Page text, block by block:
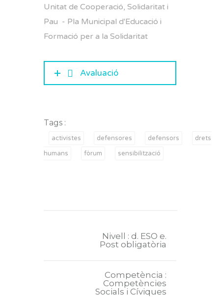
Unitat de Cooperació, Solidaritat i
Pau - Pla Municipal d'Educació i
Formació per a la Solidaritat
Avaluació
Tags :
activistes defensores defensors
drets
humans
fòrum sensibilització
Nivell : d. ESO e.
Post obligatòria
Competència :
Competències
Socials i Cíviques